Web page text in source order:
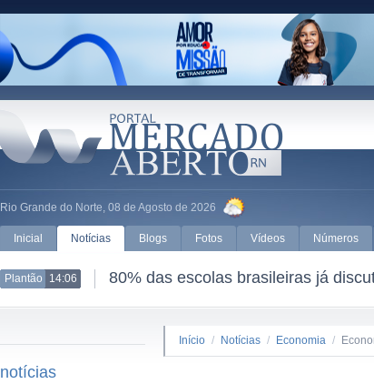
Rio Grande do Norte, 08 de Agosto de 2026
Inicial Notícias Blogs Fotos Vídeos Números
Plantão 14:06 80% das escolas brasileiras já
notícias
Início / Notícias / Economia /